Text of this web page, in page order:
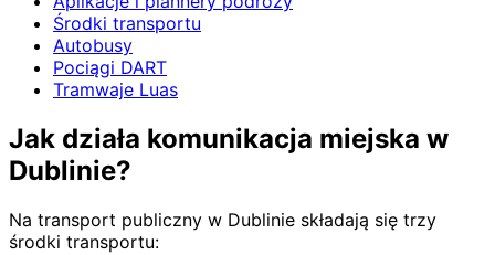
Środki transportu
Autobusy
Pociągi DART
Tramwaje Luas
Jak działa komunikacja miejska w
Dublinie?
Na transport publiczny w Dublinie składają się trzy
środki transportu: